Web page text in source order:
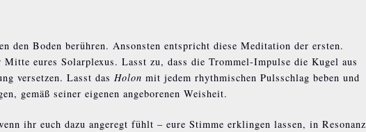
den Boden berühren. Ansonsten entspricht diese Meditation der ersten.
Mitte eures Solarplexus. Lasst zu, dass die Trommel-Impulse die Kugel aus
versetzen. Lasst das Holon mit jedem rhythmischen Pulsschlag beben und
gemäß seiner eigenen angeborenen Weisheit.
ihr euch dazu angeregt fühlt – eure Stimme erklingen lassen, in Resonanz